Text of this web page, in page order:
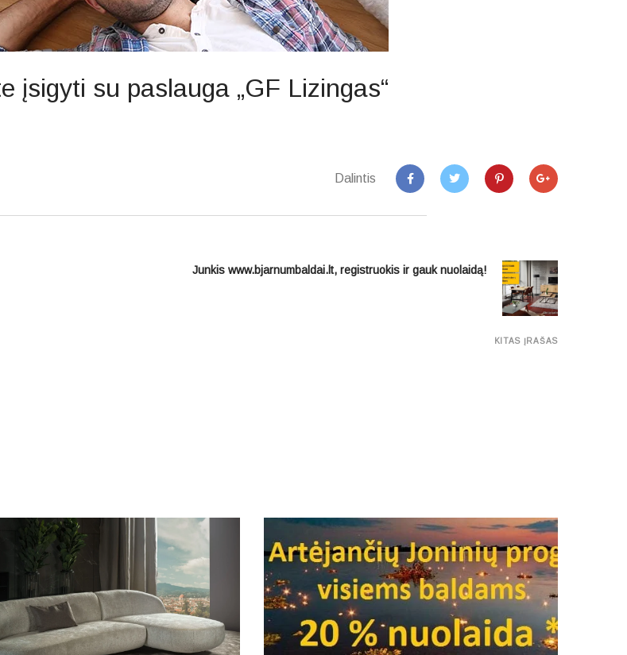
įsigyti su paslauga „GF Lizingas“
Dalintis
KITAS ĮRAŠAS
Junkis www.bjarnumbaldai.lt, registruokis ir gauk nuolaidą!